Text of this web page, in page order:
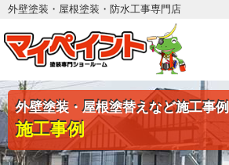
外壁塗装・屋根塗装・防水工事専門店
外壁塗装・屋根塗替えなど施工事
施工事例